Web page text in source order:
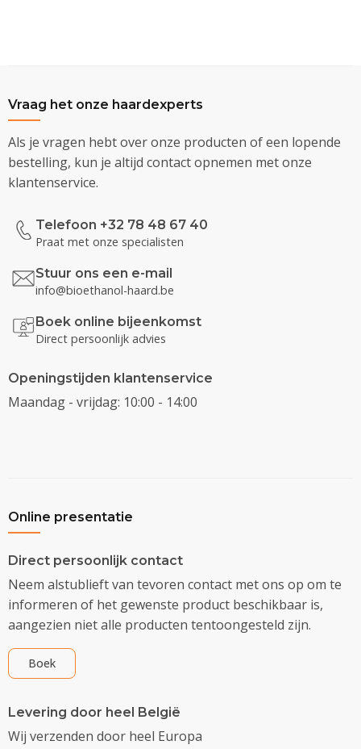
Vraag het onze haardexperts
Als je vragen hebt over onze producten of een lopende
bestelling, kun je altijd contact opnemen met onze
klantenservice.
Telefoon +32 78 48 67 40
Praat met onze specialisten
Stuur ons een e-mail
info@bioethanol-haard.be
Boek online bijeenkomst
Direct persoonlijk advies
Openingstijden klantenservice
Maandag - vrijdag: 10:00 - 14:00
Online presentatie
Direct persoonlijk contact
Neem alstublieft van tevoren contact met ons op om te
informeren of het gewenste product beschikbaar is,
aangezien niet alle producten tentoongesteld zijn.
Boek
Levering door heel België
Wij verzenden door heel Europa